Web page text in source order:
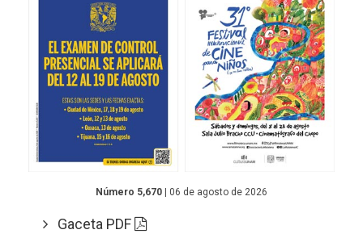
Número 5,670 | 06 de agosto de 2026
Gaceta PDF